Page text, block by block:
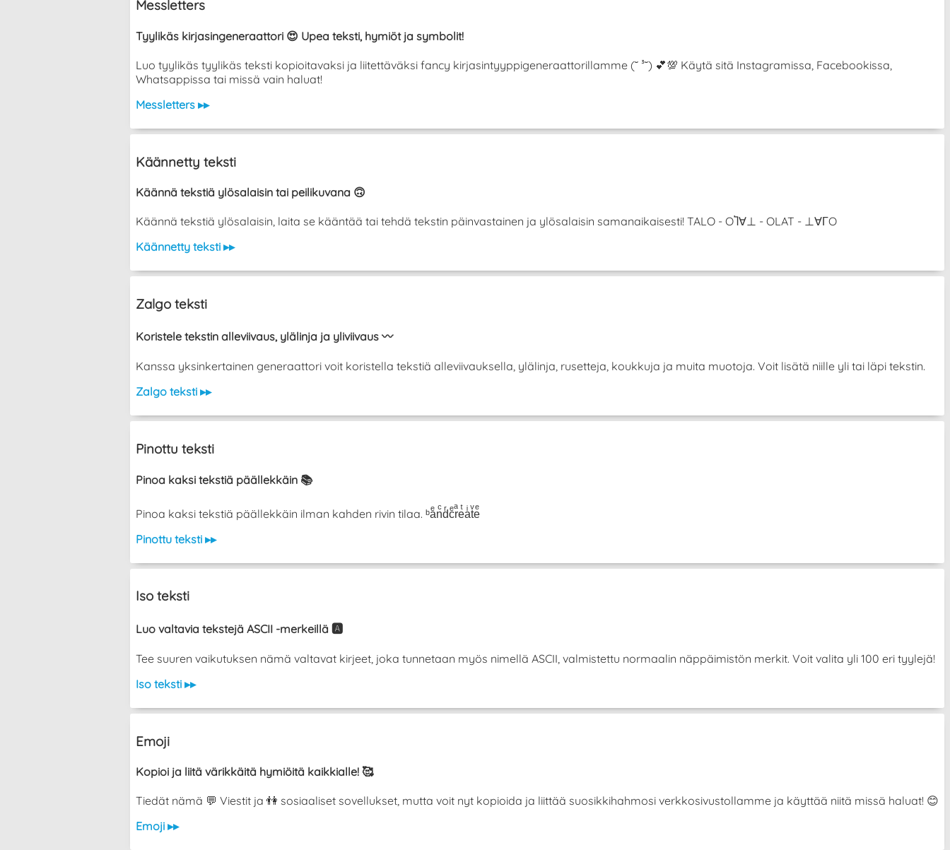
Messletters
Tyylikäs kirjasingeneraattori 😍 Upea teksti, hymiöt ja symbolit!
Luo tyylikäs tyylikäs teksti kopioitavaksi ja liitettäväksi fancy kirjasintyyppigeneraattorillamme (˘ ³˘) 💕💯 Käytä sitä Instagramissa, Facebookissa,
Whatsappissa tai missä vain haluat!
Messletters ▸▸
Käännetty teksti
Käännä tekstiä ylösalaisin tai peilikuvana 🙃
Käännä tekstiä ylösalaisin, laita se kääntää tai tehdä tekstin päinvastainen ja ylösalaisin samanaikaisesti! TALO - OႨ∀⊥ - OLAT - ⊥∀ΓO
Käännetty teksti ▸▸
Zalgo teksti
Koristele tekstin alleviivaus, ylälinja ja yliviivaus 〰️
Kanssa yksinkertainen generaattori voit koristella tekstiä alleviivauksella, ylälinja, rusetteja, koukkuja ja muita muotoja. Voit lisätä niille yli tai läpi tekstin.
Zalgo teksti ▸▸
Pinottu teksti
Pinoa kaksi tekstiä päällekkäin 📚
Pinoa kaksi tekstiä päällekkäin ilman kahden rivin tilaa. ᵇaͤnͨdͬcͤrͣeͭaͥtͮeͤ
Pinottu teksti ▸▸
Iso teksti
Luo valtavia tekstejä ASCII -merkeillä 🅰️
Tee suuren vaikutuksen nämä valtavat kirjeet, joka tunnetaan myös nimellä ASCII, valmistettu normaalin näppäimistön merkit. Voit valita yli 100 eri tyylejä!
Iso teksti ▸▸
Emoji
Kopioi ja liitä värikkäitä hymiöitä kaikkialle! 🥰
Tiedät nämä 💬 Viestit ja 👫 sosiaaliset sovellukset, mutta voit nyt kopioida ja liittää suosikkihahmosi verkkosivustollamme ja käyttää niitä missä haluat! 😊
Emoji ▸▸